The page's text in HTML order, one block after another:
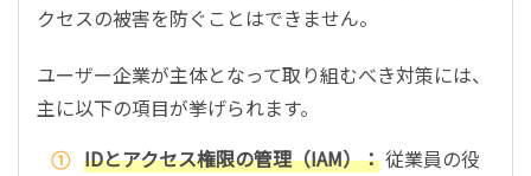
クセスの被害を防ぐことはできません。
ユーザー企業が主体となって取り組むべき対策には、
主に以下の項目が挙げられます。
IDとアクセス権限の管理（IAM）：従業員の役